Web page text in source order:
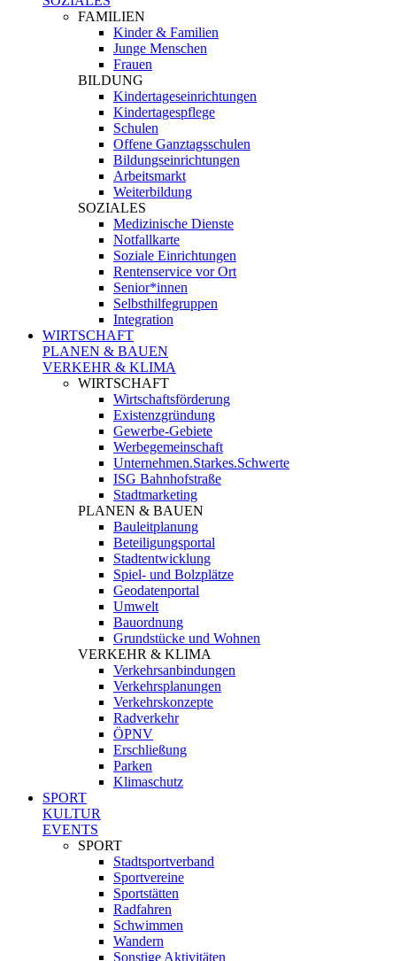
FAMILIEN
Kinder & Familien
Junge Menschen
Frauen
BILDUNG
Kindertageseinrichtungen
Kindertagespflege
Schulen
Offene Ganztagsschulen
Bildungseinrichtungen
Arbeitsmarkt
Weiterbildung
SOZIALES
Medizinische Dienste
Notfallkarte
Soziale Einrichtungen
Rentenservice vor Ort
Senior*innen
Selbsthilfegruppen
Integration
WIRTSCHAFT
PLANEN & BAUEN
VERKEHR & KLIMA
WIRTSCHAFT
Wirtschaftsförderung
Existenzgründung
Gewerbe-Gebiete
Werbegemeinschaft
Unternehmen.Starkes.Schwerte
ISG Bahnhofstraße
Stadtmarketing
PLANEN & BAUEN
Bauleitplanung
Beteiligungsportal
Stadtentwicklung
Spiel- und Bolzplätze
Geodatenportal
Umwelt
Bauordnung
Grundstücke und Wohnen
VERKEHR & KLIMA
Verkehrsanbindungen
Verkehrsplanungen
Verkehrskonzepte
Radverkehr
ÖPNV
Erschließung
Parken
Klimaschutz
SPORT
KULTUR
EVENTS
SPORT
Stadtsportverband
Sportvereine
Sportstätten
Radfahren
Schwimmen
Wandern
Sonstige Aktivitäten